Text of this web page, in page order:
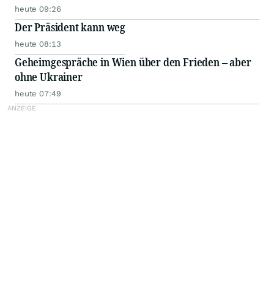
heute 09:26
Der Präsident kann weg
heute 08:13
Geheimgespräche in Wien über den Frieden – aber
ohne Ukrainer
heute 07:49